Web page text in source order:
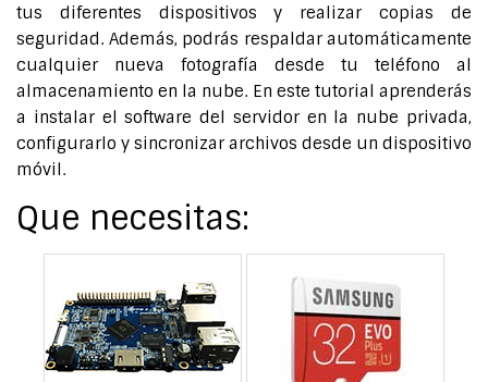
tus diferentes dispositivos y realizar copias de
seguridad. Además, podrás respaldar automáticamente
cualquier nueva fotografía desde tu teléfono al
almacenamiento en la nube. En este tutorial aprenderás
a instalar el software del servidor en la nube privada,
configurarlo y sincronizar archivos desde un dispositivo
móvil.
Que necesitas: